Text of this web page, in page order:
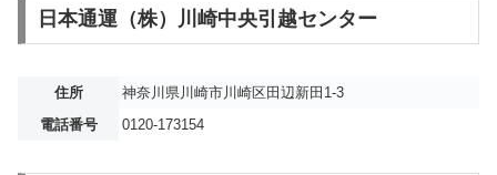
日本通運（株）川崎中央引越センター
住所
神奈川県川崎市川崎区田辺新田1-3
電話番号
0120-173154